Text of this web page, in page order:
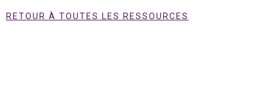
RETOUR À TOUTES LES RESSOURCES